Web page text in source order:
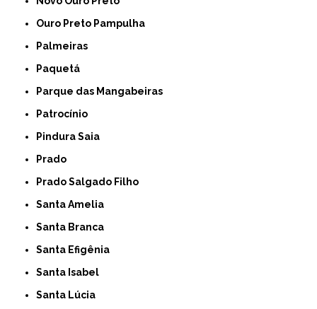
Ouro Preto Pampulha
Palmeiras
Paquetá
Parque das Mangabeiras
Patrocínio
Pindura Saia
Prado
Prado Salgado Filho
Santa Amelia
Santa Branca
Santa Efigênia
Santa Isabel
Santa Lúcia